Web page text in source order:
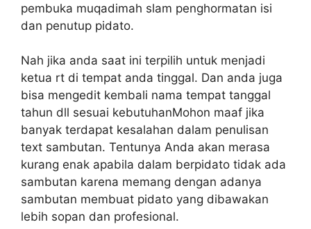
pembuka muqadimah slam penghormatan isi
dan penutup pidato.
Nah jika anda saat ini terpilih untuk menjadi
ketua rt di tempat anda tinggal. Dan anda juga
bisa mengedit kembali nama tempat tanggal
tahun dll sesuai kebutuhanMohon maaf jika
banyak terdapat kesalahan dalam penulisan
text sambutan. Tentunya Anda akan merasa
kurang enak apabila dalam berpidato tidak ada
sambutan karena memang dengan adanya
sambutan membuat pidato yang dibawakan
lebih sopan dan profesional.